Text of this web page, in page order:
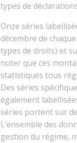
types de
Onze séries
décembre de
types de droits) et
noter que ces
statistiques tous
Des séries
également
séries portent sur
L’ensemble des
gestion du régime,